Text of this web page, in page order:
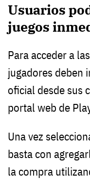
Usuarios
juegos
Para acceder a
jugadores deben
oficial desde sus
portal web de
Una vez
basta con
la compra